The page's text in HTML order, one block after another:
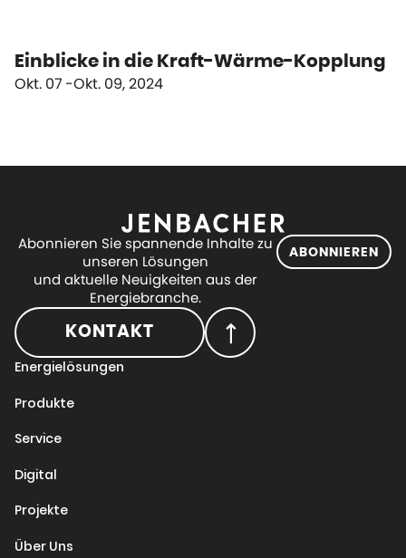
Einblicke in die Kraft-Wärme-Kopplung
Okt. 07 Okt. 09, 2024
Abonnieren Sie spannende Inhalte zu
unseren Lösungen
und aktuelle Neuigkeiten aus der
Energiebranche.
ABONNIEREN
KONTAKT
Energielösungen
Produkte
Service
Digital
Projekte
Über Uns